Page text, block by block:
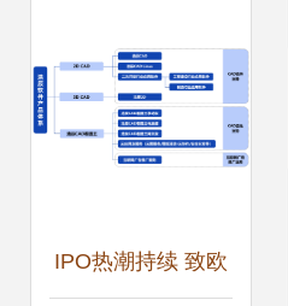
IPO热潮持续 致欧